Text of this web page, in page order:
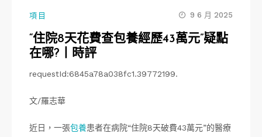
項目 9 6 月 2025
“住院8天花費查包養經歷43萬元”疑點
在哪?丨時評
requestId:6845a78a038fc1.39772199.
文/羅志華
近日，一張包養患者在病院“住院8天破費43萬元”的醫療